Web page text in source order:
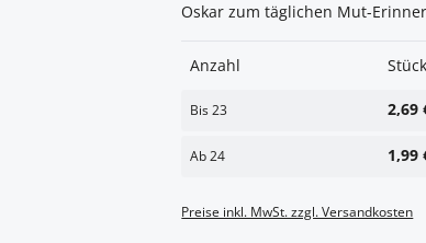
Oskar zum täglichen Mut-
Anzahl
Bis23 2,69
Ab24 1,99
Preise inkl. MwSt. zzgl. Versandkosten